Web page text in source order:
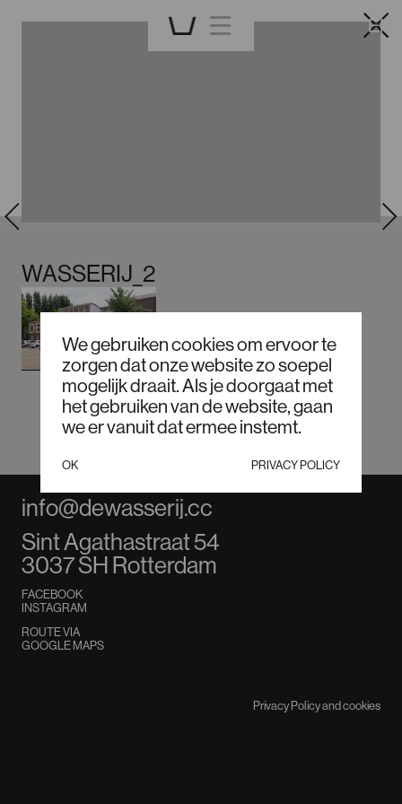
INSTAGRAM
EN
WASSERIJ_2
info@dewasserij.cc
Sint Agathastraat 54
3037 SH Rotterdam
FACEBOOK
INSTAGRAM
ROUTE VIA
GOOGLE MAPS
Privacy Policy and cookies
We gebruiken cookies om ervoor te
zorgen dat onze website zo soepel
mogelijk draait. Als je doorgaat met
het gebruiken van de website, gaan
we er vanuit dat ermee instemt.
OK PRIVACY POLICY